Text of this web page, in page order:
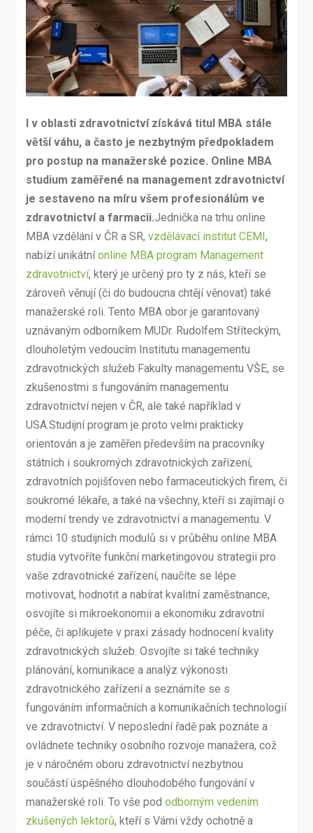
I v oblasti zdravotnictví získává titul MBA stále
větší váhu, a často je nezbytným předpokladem
pro postup na manažerské pozice. Online MBA
studium zaměřené na management zdravotnictví
je sestaveno na míru všem profesionálům ve
zdravotnictví a farmacii.Jednička na trhu online
MBA vzdělání v ČR a SR, vzdělávací institut CEMI,
nabízí unikátníonline MBA program Management
zdravotnictví, který je určený pro ty z nás, kteří se
zároveň věnují (či do budoucna chtějí věnovat) také
manažerské roli. Tento MBA obor je garantovaný
uznávaným odborníkem MUDr. Rudolfem Stříteckým,
dlouholetým vedoucím Institutu managementu
zdravotnických služeb Fakulty managementu VŠE, se
zkušenostmi s fungováním managementu
zdravotnictví nejen v ČR, ale také například v
USA.Studijní program je proto velmi prakticky
orientován a je zaměřen především na pracovníky
státních i soukromých zdravotnických zařízení,
zdravotních pojišťoven nebo farmaceutických firem, či
soukromé lékaře, a také na všechny, kteří si zajímají o
moderní trendy ve zdravotnictví a managementu. V
rámci 10 studijních modulů si v průběhu online MBA
studia vytvoříte funkční marketingovou strategii pro
vaše zdravotnické zařízení, naučíte se lépe
motivovat, hodnotit a nabírat kvalitní zaměstnance,
osvojíte si mikroekonomii a ekonomiku zdravotní
péče, či aplikujete v praxi zásady hodnocení kvality
zdravotnických služeb. Osvojíte si také techniky
plánování, komunikace a analýz výkonosti
zdravotnického zařízení a seznámíte se s
fungováním informačních a komunikačních technologií
ve zdravotnictví. V neposlední řadě pak poznáte a
ovládnete techniky osobního rozvoje manažera, což
je v náročném oboru zdravotnictví nezbytnou
součástí úspěšného dlouhodobého fungování v
manažerské roli. To vše pod odborným vedením
zkušených lektorů, kteří s Vámi vždy ochotně a